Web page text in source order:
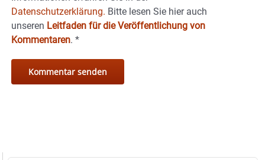
Datenschutzerklärung. Bitte lesen Sie hier auch
unseren Leitfaden für die Veröffentlichung von
Kommentaren. *